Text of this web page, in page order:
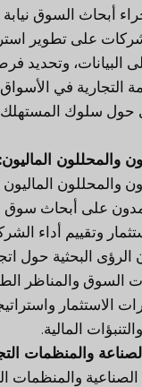
أبحاث السوق
على تطوير
البيانات، وتحديد
التجارية في
حول سلوك المستهلك
والمحللون الماليون:
والمحللون
وتقييم أداء
الرؤى البحثية حول
السوق والمناظر
الاستثمار
المالية.
والمنظمات
الصناعية والمنظمات